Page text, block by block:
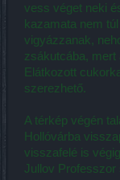
vess véget neki
kazamata nem
vigyázzanak,
zsákutcába, mert
Elátkozott
szerezhető.
A térkép végén
Hollóvárba
visszafelé is
Jullov Professzor